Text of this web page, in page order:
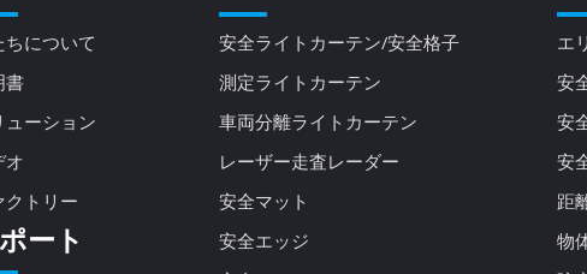
ちについて
書
ューション
オ
クトリー
ート
安全ライトカーテン/安全格子
測定ライトカーテン
車両分離ライトカーテン
レーザー走査レーダー
安全マット
安全エッジ
エ
安
安
安
距
物